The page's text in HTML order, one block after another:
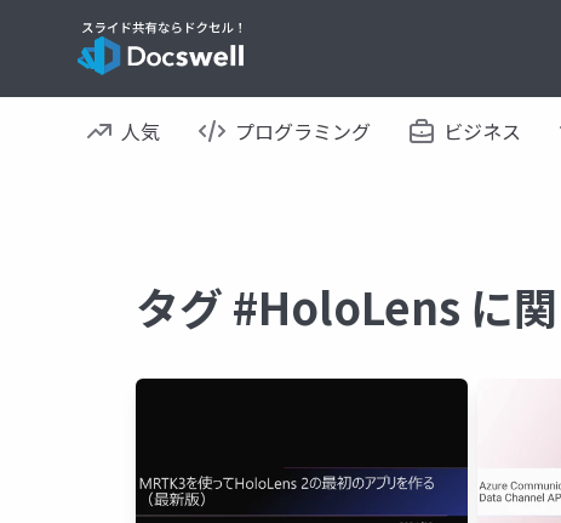
人気 プログラミング ビジネス
タグ #HoloLens に